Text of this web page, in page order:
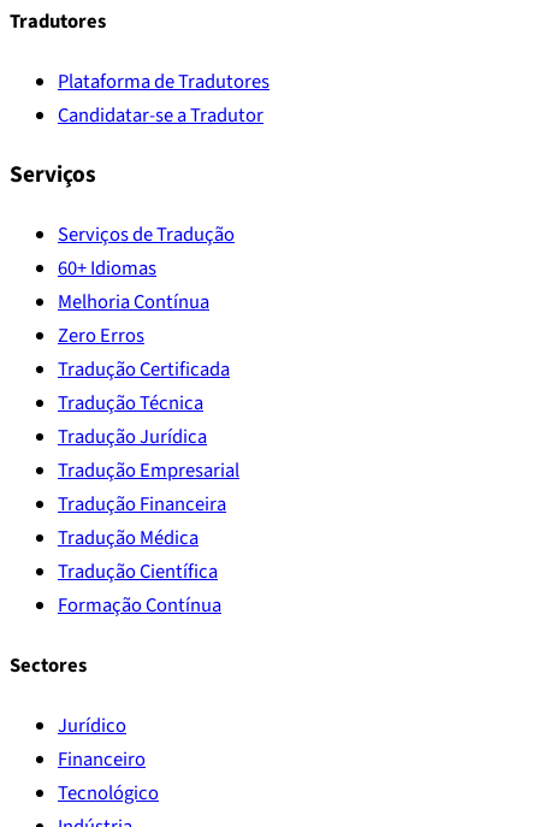
Tradutores
Plataforma de Tradutores
Candidatar-se a Tradutor
Serviços
Serviços de Tradução
60+ Idiomas
Melhoria Contínua
Zero Erros
Tradução Certificada
Tradução Técnica
Tradução Jurídica
Tradução Empresarial
Tradução Financeira
Tradução Médica
Tradução Científica
Formação Contínua
Sectores
Jurídico
Financeiro
Tecnológico